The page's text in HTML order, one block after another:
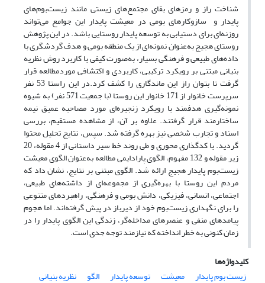
شناخت راز و رمزهای بقای مجتمع‌های زیستی مانند زیست‌بوم‌های
پایدار و سازوکارهای بومی در معیشت پایدار این جوامع می‌تواند
روزنه‌ای برای دستیابی به توسعه‌ پایدار روستایی باشد. در این پژوهش
روستای هجیج به‌عنوان نمونه‌ای از یک منطقه‌ بومی و هدف گردشگری با
داده‌های طبیعی و فرهنگی بسیار، به‌صورت کیفی با کاربرد روش نظریه‌
بنیانی مبتنی بر رویکرد ترکیبی، کاربردی و اکتشافی موردمطالعه قرار
گرفت تا بتوان راز این ماندگاری را کشف کرد.در این راستا 53 نفر
سرپرست خانوار از 171 خانوار این روستا (با جمعیت 571 نفر) به شیوه‌
نمونه‌گیری هدفمند با رویکرد زنجیره‌ای مورد مصاحبه‌ عمیق نیمه
ساختارمند قرار گرفتند. علاوه بر آن، از مشاهده مستقیم، بررسی
اسناد و تجارب شخصی نیز بهره گرفته شد. سپس، نتایج تحلیل محتوا
گردید. با کدگذاری محوری و طی روند خط سیر داستانی از 4 مقوله، 20
زیر مقوله و 132 مفهوم، الگوی پارادایمی مطالعه به‌عنوان الگوی معیشت
زیست‌بوم پایدار هجیج ارائه شد. الگوی مبتنی بر نتایج، نشان داد که
مردم این روستا با بهره‌گیری از مجموعه‌ای از داشته‌های طبیعی،
اجتماعی، انسانی، فیزیکی، دانش بومی و فرهنگی، راهبردهای متنوعی
را برای نگهداری زیست‌بوم خود از دیرباز در پیش گرفته‌اند. اما هجوم
پیامدهای منفی و عنصرهای مداخله‌گر، زندگی این الگوی پایدار را در
زمان کنونی به خطر انداخته که نیازمند توجه جدی است.
کلیدواژه‌ها
زیست بوم پایدار
معیشت توسعه پایدار الگو
نظریه بنیانی